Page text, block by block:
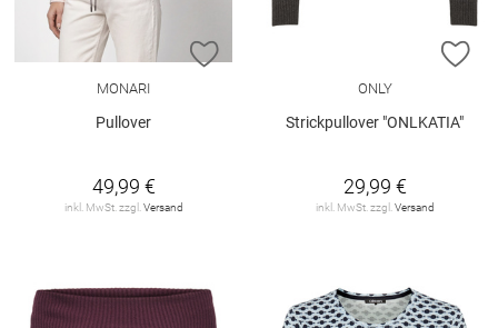
ZUR WUNSCHLISTE HINZUFÜGEN
MONARI
Pullover
49,99 €
inkl. MwSt. zzgl. Versand
ONLY
Strickpullover "ONLKATIA"
29,99 €
inkl. MwSt. zzgl. Versand